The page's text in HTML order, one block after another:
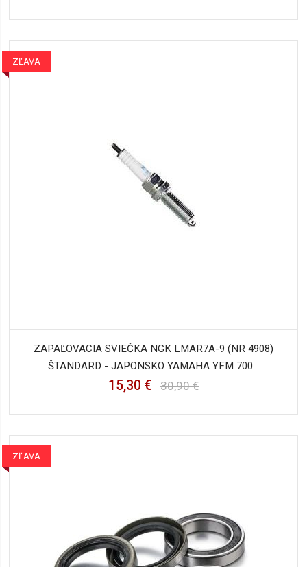
ZĽAVA
ZAPAĽOVACIA SVIEČKA NGK LMAR7A-9 (NR 4908)
ŠTANDARD - JAPONSKO YAMAHA YFM 700...
15,30 € 30,90 €
ZĽAVA